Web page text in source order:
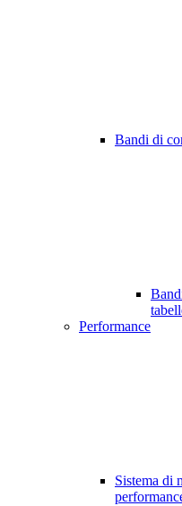
Bandi di
Performance
Sistema di